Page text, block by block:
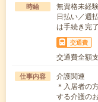
時給
無資格未経
日払い／週
は手続き完
交通費
交通費全額
仕事内容
介護関連
＊入居者の
する介護の